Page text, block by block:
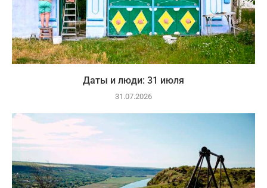
Даты и люди: 31 июля
31.07.2026